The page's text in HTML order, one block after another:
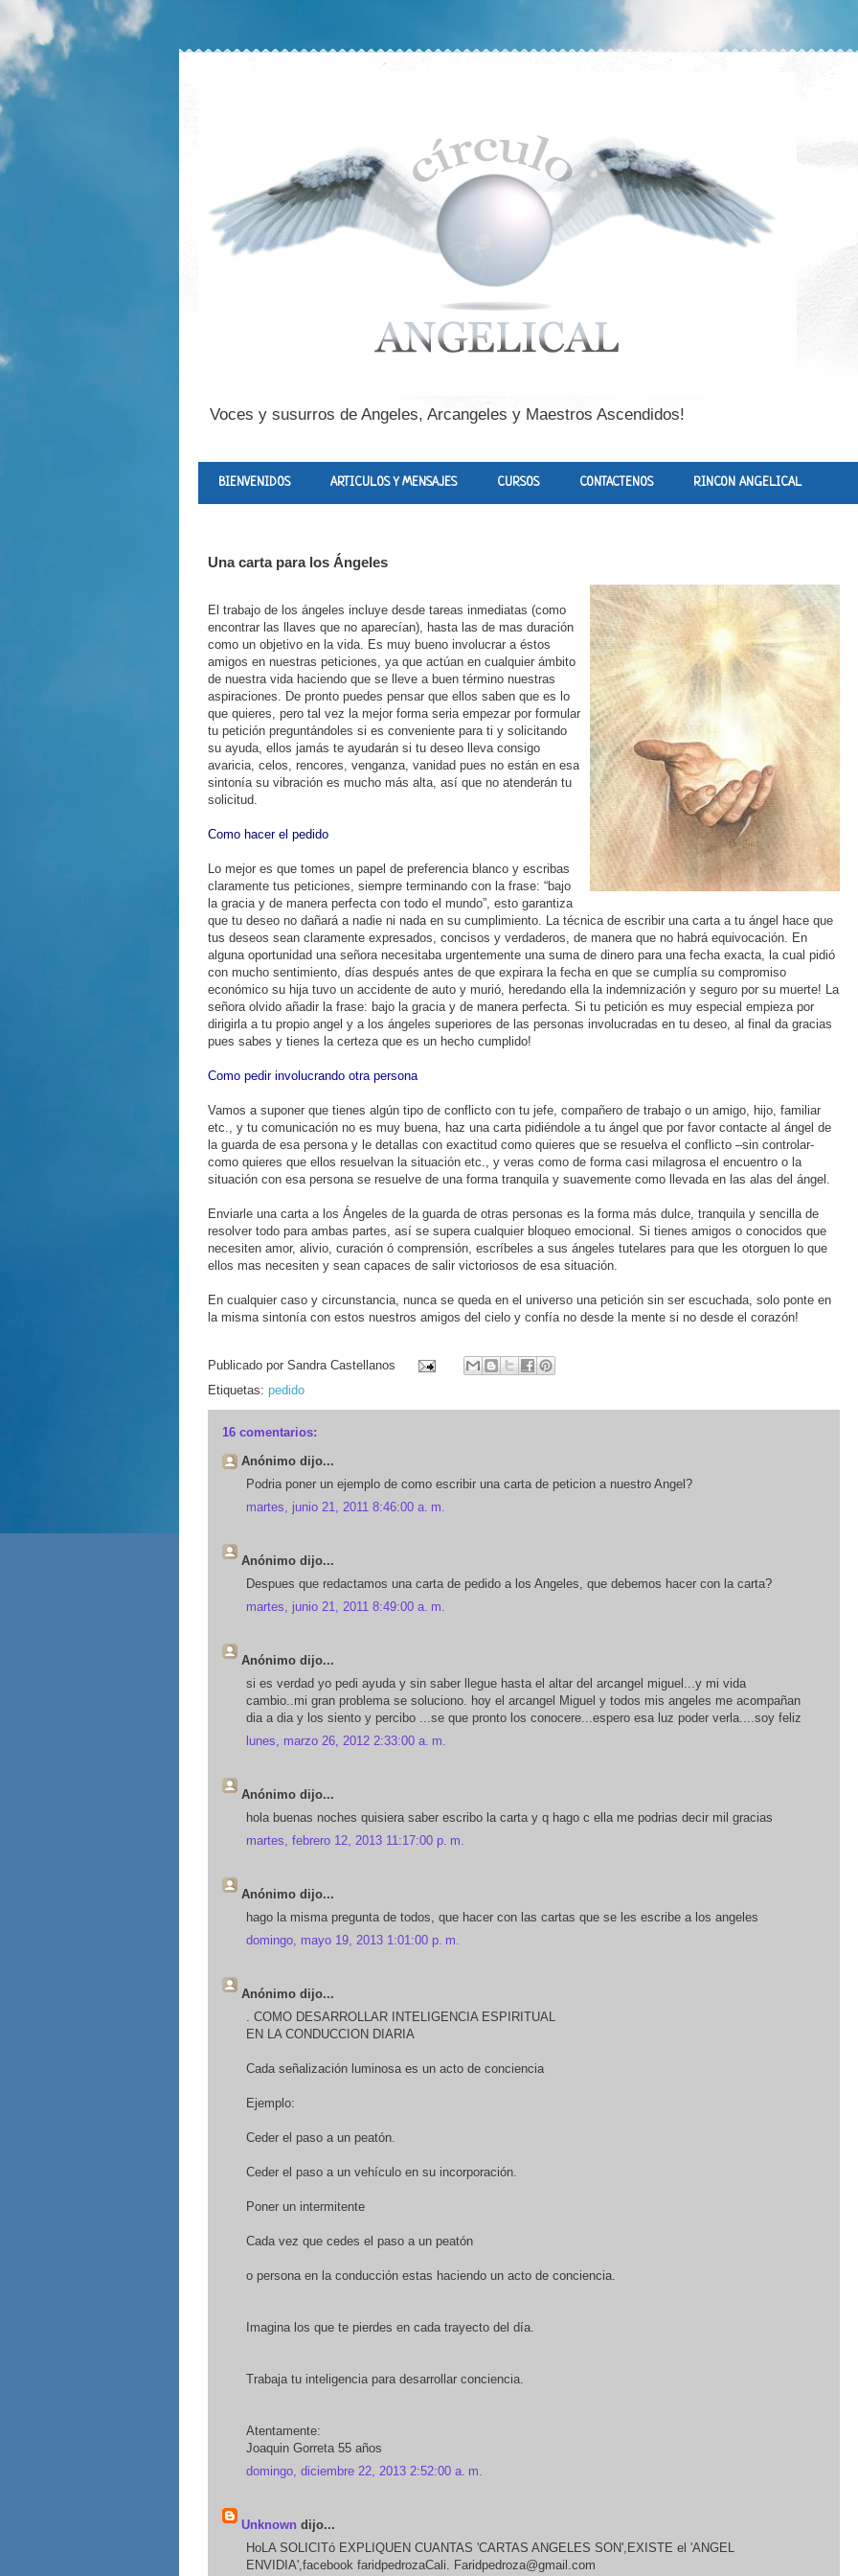
Voces y susurros de Angeles, Arcangeles y Maestros Ascendidos!
BIENVENIDOS ARTICULOS Y MENSAJES CURSOS CONTACTENOS RINCON ANGELICAL
Una carta para los Ángeles
El trabajo de los ángeles incluye desde tareas inmediatas (como
encontrar las llaves que no aparecían), hasta las de mas duración
como un objetivo en la vida. Es muy bueno involucrar a éstos
amigos en nuestras peticiones, ya que actúan en cualquier ámbito
de nuestra vida haciendo que se lleve a buen término nuestras
aspiraciones. De pronto puedes pensar que ellos saben que es lo
que quieres, pero tal vez la mejor forma seria empezar por formular
tu petición preguntándoles si es conveniente para ti y solicitando
su ayuda, ellos jamás te ayudarán si tu deseo lleva consigo
avaricia, celos, rencores, venganza, vanidad pues no están en esa
sintonía su vibración es mucho más alta, así que no atenderán tu
solicitud.
Como hacer el pedido
Lo mejor es que tomes un papel de preferencia blanco y escribas
claramente tus peticiones, siempre terminando con la frase: “bajo
la gracia y de manera perfecta con todo el mundo”, esto garantiza
que tu deseo no dañará a nadie ni nada en su cumplimiento. La técnica de escribir una carta a tu ángel hace que
tus deseos sean claramente expresados, concisos y verdaderos, de manera que no habrá equivocación. En
alguna oportunidad una señora necesitaba urgentemente una suma de dinero para una fecha exacta, la cual pidió
con mucho sentimiento, días después antes de que expirara la fecha en que se cumplía su compromiso
económico su hija tuvo un accidente de auto y murió, heredando ella la indemnización y seguro por su muerte! La
señora olvido añadir la frase: bajo la gracia y de manera perfecta. Si tu petición es muy especial empieza por
dirigirla a tu propio angel y a los ángeles superiores de las personas involucradas en tu deseo, al final da gracias
pues sabes y tienes la certeza que es un hecho cumplido!
Como pedir involucrando otra persona
Vamos a suponer que tienes algún tipo de conflicto con tu jefe, compañero de trabajo o un amigo, hijo, familiar
etc., y tu comunicación no es muy buena, haz una carta pidiéndole a tu ángel que por favor contacte al ángel de
la guarda de esa persona y le detallas con exactitud como quieres que se resuelva el conflicto –sin controlar-
como quieres que ellos resuelvan la situación etc., y veras como de forma casi milagrosa el encuentro o la
situación con esa persona se resuelve de una forma tranquila y suavemente como llevada en las alas del ángel.
Enviarle una carta a los Ángeles de la guarda de otras personas es la forma más dulce, tranquila y sencilla de
resolver todo para ambas partes, así se supera cualquier bloqueo emocional. Si tienes amigos o conocidos que
necesiten amor, alivio, curación ó comprensión, escríbeles a sus ángeles tutelares para que les otorguen lo que
ellos mas necesiten y sean capaces de salir victoriosos de esa situación.
En cualquier caso y circunstancia, nunca se queda en el universo una petición sin ser escuchada, solo ponte en
la misma sintonía con estos nuestros amigos del cielo y confía no desde la mente si no desde el corazón!
Publicado por Sandra Castellanos
Etiquetas: pedido
16 comentarios:
Anónimo dijo...
Podria poner un ejemplo de como escribir una carta de peticion a nuestro Angel?
martes, junio 21, 2011 8:46:00 a. m.
Anónimo dijo...
Despues que redactamos una carta de pedido a los Angeles, que debemos hacer con la carta?
martes, junio 21, 2011 8:49:00 a. m.
Anónimo dijo...
si es verdad yo pedi ayuda y sin saber llegue hasta el altar del arcangel miguel...y mi vida
cambio..mi gran problema se soluciono. hoy el arcangel Miguel y todos mis angeles me acompañan
dia a dia y los siento y percibo ...se que pronto los conocere...espero esa luz poder verla....soy feliz
lunes, marzo 26, 2012 2:33:00 a. m.
Anónimo dijo...
hola buenas noches quisiera saber escribo la carta y q hago c ella me podrias decir mil gracias
martes, febrero 12, 2013 11:17:00 p. m.
Anónimo dijo...
hago la misma pregunta de todos, que hacer con las cartas que se les escribe a los angeles
domingo, mayo 19, 2013 1:01:00 p. m.
Anónimo dijo...
. COMO DESARROLLAR INTELIGENCIA ESPIRITUAL
EN LA CONDUCCION DIARIA
Cada señalización luminosa es un acto de conciencia
Ejemplo:
Ceder el paso a un peatón.
Ceder el paso a un vehículo en su incorporación.
Poner un intermitente
Cada vez que cedes el paso a un peatón
o persona en la conducción estas haciendo un acto de conciencia.
Imagina los que te pierdes en cada trayecto del día.
Trabaja tu inteligencia para desarrollar conciencia.
Atentamente:
Joaquin Gorreta 55 años
domingo, diciembre 22, 2013 2:52:00 a. m.
Unknown dijo...
HoLA SOLICITó EXPLIQUEN CUANTAS 'CARTAS ANGELES SON',EXISTE el 'ANGEL
ENVIDIA',facebook faridpedrozaCali. Faridpedroza@gmail.com